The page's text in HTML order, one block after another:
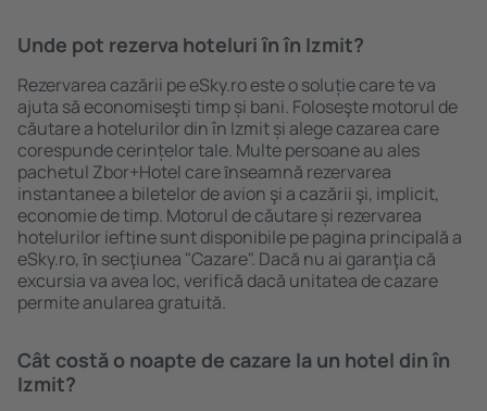
Unde pot rezerva hoteluri ȋn în Izmit?
Rezervarea cazării pe eSky.ro este o soluție care te va
ajuta să economiseşti timp și bani. Foloseşte motorul de
căutare a hotelurilor din în Izmit și alege cazarea care
corespunde cerințelor tale. Multe persoane au ales
pachetul Zbor+Hotel care ȋnseamnă rezervarea
instantanee a biletelor de avion şi a cazării şi, implicit,
economie de timp. Motorul de căutare și rezervarea
hotelurilor ieftine sunt disponibile pe pagina principală a
eSky.ro, ȋn secţiunea "Cazare". Dacă nu ai garanţia că
excursia va avea loc, verifică dacă unitatea de cazare
permite anularea gratuită.
Cât costă o noapte de cazare la un hotel din în
Izmit?